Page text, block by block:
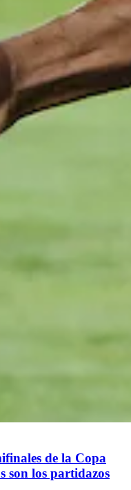
de la Copa
son los partidazos